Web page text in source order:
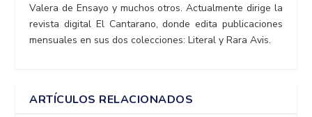
Valera de Ensayo y muchos otros. Actualmente dirige la
revista digital El Cantarano, donde edita publicaciones
mensuales en sus dos colecciones: Literal y Rara Avis.
ARTÍCULOS RELACIONADOS